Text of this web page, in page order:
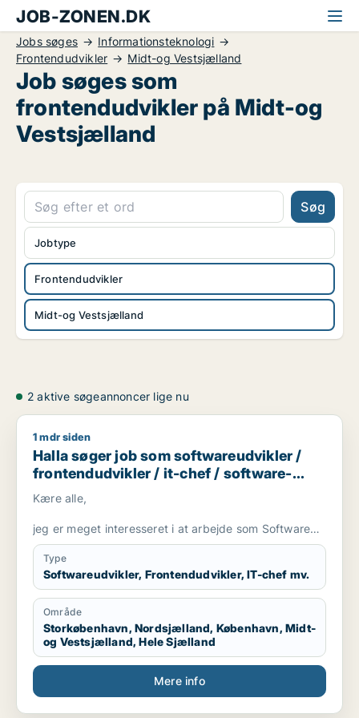
JOB-ZONEN.DK
Jobs søges
Informationsteknologi
Frontendudvikler
Midt-og Vestsjælland
Job søges som
frontendudvikler på Midt-og
Vestsjælland
Søg
Frontendudvikler
Midt-og Vestsjælland
Jobtype
2 aktive søgeannoncer lige nu
Halla søger job som softwareudvikler / frontendudvikler /
1 mdr siden
Halla søger job som softwareudvikler /
frontendudvikler / it-chef / software-
tester
Kære alle,
jeg er meget interesseret i at arbejde som Software
Consultant eller Full Stack Developer eller andet der
passe til hvad jeg har læst.
Jeg blev færdiguddannet som Diplomingeniør i IT og
Økonomi fra DTU og CBS i september 2025. Under
min uddannelse og efterfølgende har jeg arbejdet
som Full Stack Developer, hvor jeg har udviklet både
frontend- og backend-løsninger.
Jeg har erfaring med at designe komplette
softwareløsninger fra idé til implementering, herunder
kravanalyse, softwarearkitektur, UML-modellering,
Type
Softwareudvikler, Frontendudvikler, IT-chef mv.
Område
Storkøbenhavn, Nordsjælland, København, Midt-
og Vestsjælland, Hele Sjælland
Mere info